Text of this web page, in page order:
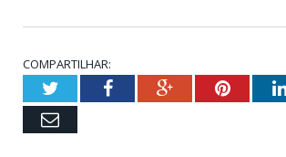
COMPARTILHAR:
TwitterFacebookGoogle+
Email